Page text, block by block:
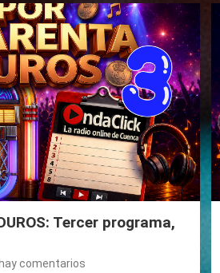
Tercer programa,
comentarios